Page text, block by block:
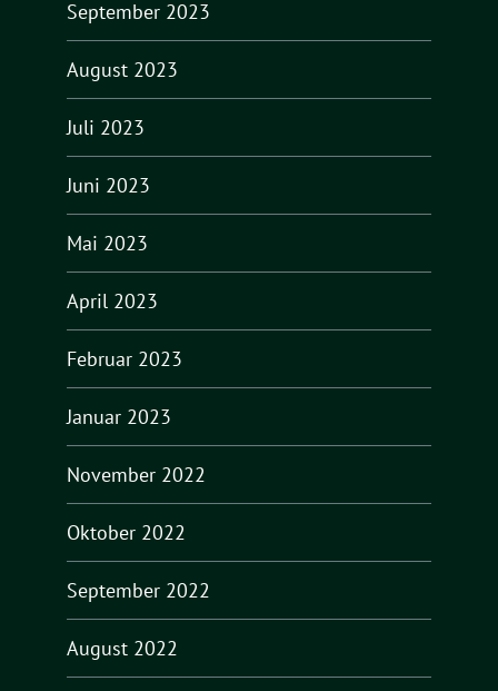
September 2023
August 2023
Juli 2023
Juni 2023
Mai 2023
April 2023
Februar 2023
Januar 2023
November 2022
Oktober 2022
September 2022
August 2022